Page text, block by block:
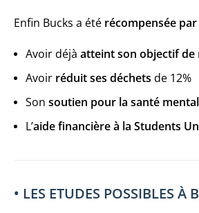
Enfin Bucks a été récompensée
Avoir déjà atteint son objectif de
Avoir réduit ses déchets de 12%
Son soutien pour la santé
L’aide financière à la Students
• LES ETUDES POSSIBLES À